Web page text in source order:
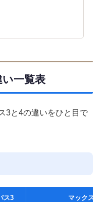
一覧表
3と4の違いをひと目で
ス3 マックスパ